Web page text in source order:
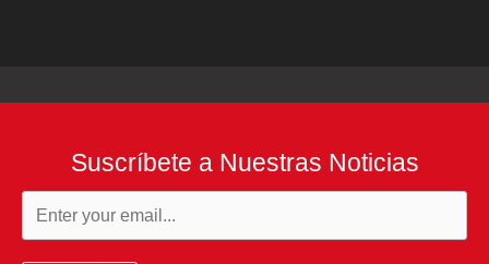
Suscríbete a Nuestras Noticias